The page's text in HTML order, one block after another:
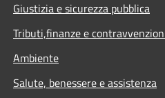
Giustizia e sicurezza pubblica
Tributi,finanze e
Ambiente
Salute, benessere e assistenza